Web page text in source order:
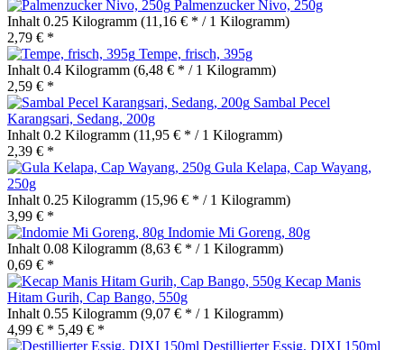
Palmenzucker Nivo, 250g
Inhalt 0.25 Kilogramm (11,16 € * / 1 Kilogramm)
2,79 € *
Tempe, frisch, 395g
Inhalt 0.4 Kilogramm (6,48 € * / 1 Kilogramm)
2,59 € *
Sambal Pecel
Karangsari, Sedang, 200g
Inhalt 0.2 Kilogramm (11,95 € * / 1 Kilogramm)
2,39 € *
Gula Kelapa, Cap Wayang,
250g
Inhalt 0.25 Kilogramm (15,96 € * / 1 Kilogramm)
3,99 € *
Indomie Mi Goreng, 80g
Inhalt 0.08 Kilogramm (8,63 € * / 1 Kilogramm)
0,69 € *
Kecap Manis
Hitam Gurih, Cap Bango, 550g
Inhalt 0.55 Kilogramm (9,07 € * / 1 Kilogramm)
4,99 € * 5,49 € *
Destillierter Essig, DIXI 150ml